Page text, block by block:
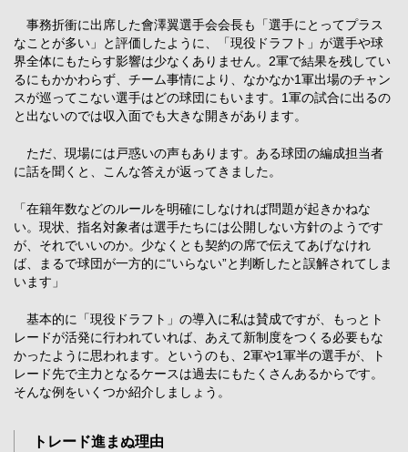
事務折衝に出席した會澤翼選手会会長も「選手にとってプラス
なことが多い」と評価したように、「現役ドラフト」が選手や球
界全体にもたらす影響は少なくありません。2軍で結果を残してい
るにもかかわらず、チーム事情により、なかなか1軍出場のチャン
スが巡ってこない選手はどの球団にもいます。1軍の試合に出るの
と出ないのでは収入面でも大きな開きがあります。
ただ、現場には戸惑いの声もあります。ある球団の編成担当者
に話を聞くと、こんな答えが返ってきました。
「在籍年数などのルールを明確にしなければ問題が起きかねな
い。現状、指名対象者は選手たちには公開しない方針のようです
が、それでいいのか。少なくとも契約の席で伝えてあげなけれ
ば、まるで球団が一方的に“いらない”と判断したと誤解されてしま
います」
基本的に「現役ドラフト」の導入に私は賛成ですが、もっとト
レードが活発に行われていれば、あえて新制度をつくる必要もな
かったように思われます。というのも、2軍や1軍半の選手が、ト
レード先で主力となるケースは過去にもたくさんあるからです。
そんな例をいくつか紹介しましょう。
トレード進まぬ理由